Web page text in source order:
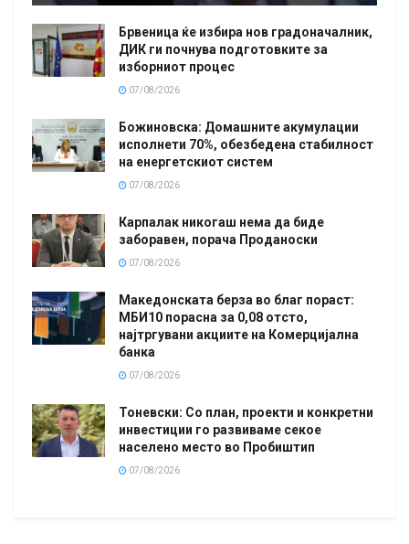
Брвеница ќе избира нов градоначалник,
ДИК ги почнува подготовките за
изборниот процес
07/08/2026
Божиновска: Домашните акумулации
исполнети 70%, обезбедена стабилност
на енергетскиот систем
07/08/2026
Карпалак никогаш нема да биде
заборавен, порача Проданоски
07/08/2026
Македонската берза во благ пораст:
МБИ10 порасна за 0,08 отсто,
најтргувани акциите на Комерцијална
банка
07/08/2026
Тоневски: Со план, проекти и конкретни
инвестиции го развиваме секое
населено место во Пробиштип
07/08/2026